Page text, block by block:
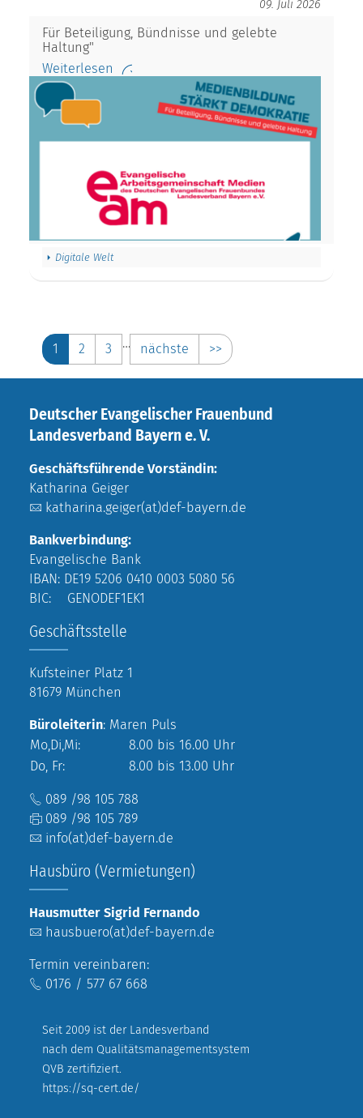
09. Juli 2026
Für Beteiligung, Bündnisse und gelebte
Haltung"
Weiterlesen
Digitale Welt
1 2 3 … nächste >>
Deutscher Evangelischer Frauenbund
Landesverband Bayern e. V.
Geschäftsführende Vorständin:
Katharina Geiger
katharina.geiger(at)def-bayern.de
Bankverbindung:
Evangelische Bank
IBAN: DE19 5206 0410 0003 5080 56
BIC: GENODEF1EK1
Geschäftsstelle
Kufsteiner Platz 1
81679 München
Büroleiterin: Maren Puls
Mo,Di,Mi:
8.00 bis 16.00 Uhr
Do, Fr:
8.00 bis 13.00 Uhr
089 /98 105 788
089 /98 105 789
info(at)def-bayern.de
Hausbüro (Vermietungen)
Hausmutter Sigrid Fernando
hausbuero(at)def-bayern.de
Termin vereinbaren:
0176 / 577 67 668
Seit 2009 ist der Landesverband
nach dem Qualitätsmanagementsystem
QVB zertifiziert.
https://sq-cert.de/